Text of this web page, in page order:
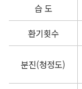
습 도
환기횟수
분진(청정도)